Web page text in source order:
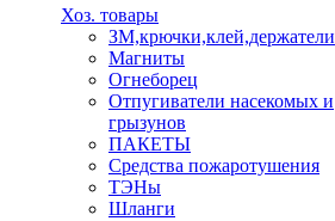
Хоз. товары
ЗМ,крючки,клей,держатели
Магниты
Огнеборец
Отпугиватели насекомых и
грызунов
ПАКЕТЫ
Средства пожаротушения
ТЭНы
Шланги